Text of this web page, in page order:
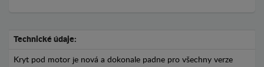
Technické údaje:
Kryt pod motor je nová a dokonale padne pro všechny verze